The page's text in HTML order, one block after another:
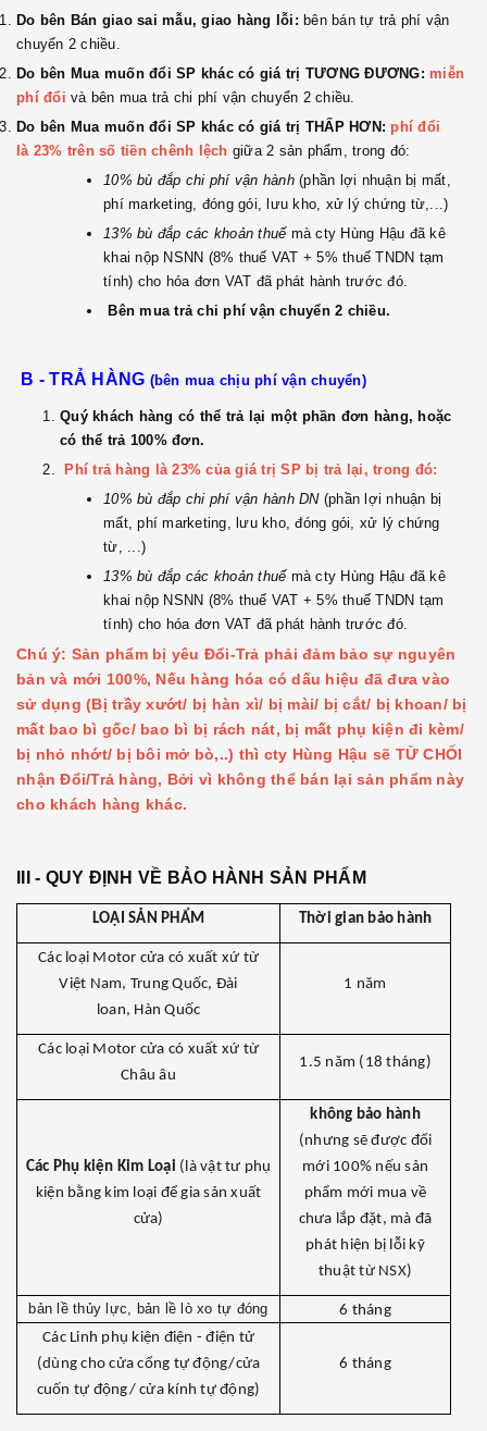
Do bên Bán giao sai mẫu, giao hàng lỗi: bên bán tự trả phí vận
chuyển 2 chiều.
Do bên Mua muốn đổi SP khác có giá trị TƯƠNG ĐƯƠNG: miễn
phí đổi và bên mua trả chi phí vận chuyển 2 chiều.
Do bên Mua muốn đổi SP khác có giá trị THẤP HƠN: phí đổi
là 23% trên số tiền chênh lệch giữa 2 sản phẩm, trong đó:
10% bù đắp chi phí vận hành(phần lợi nhuận bị mất,
phí marketing, đóng gói, lưu kho, xử lý chứng từ,...)
13% bù đắp các khoản thuế mà cty Hùng Hậu đã kê
khai nộp NSNN (8% thuế VAT + 5% thuế TNDN tạm
tính) cho hóa đơn VAT đã phát hành trước đó.
Bên mua trả chi phí vận chuyển 2 chiều.
B - TRẢ HÀNG (bên mua chịu phí vận chuyển)
Quý khách hàng có thể trả lại một phần đơn hàng, hoặc
có thể trả 100% đơn.
Phí trả hàng là 23% của giá trị SP bị trả lại, trong đó:
10% bù đắp chi phí vận hành DN (phần lợi nhuận bị
mất, phí marketing, lưu kho, đóng gói, xử lý chứng
từ, ...)
13% bù đắp các khoản thuế mà cty Hùng Hậu đã kê
khai nộp NSNN (8% thuế VAT + 5% thuế TNDN tạm
tính) cho hóa đơn VAT đã phát hành trước đó.
Chú ý: Sản phẩm bị yêu Đổi-Trả phải đảm bảo sự nguyên
bản và mới 100%, Nếu hàng hóa có dấu hiệu đã đưa vào
sử dụng (Bị trầy xướt/ bị hàn xì/ bị mài/ bị cắt/ bị khoan/ bị
mất bao bì gốc/ bao bì bị rách nát, bị mất phụ kiện đi kèm/
bị nhỏ nhớt/ bị bôi mở bò,..) thì cty Hùng Hậu sẽ TỪ CHỐI
nhận Đổi/Trả hàng, Bởi vì không thể bán lại sản phẩm này
cho khách hàng khác.
III - QUY ĐỊNH VỀ BẢO HÀNH SẢN PHẨM
LOẠI SẢN PHẨM Thời gian bảo hành
Các loại Motor cửa có xuất xứ từ
Việt Nam, Trung Quốc, Đài
loan, Hàn Quốc
1 năm
Các loại Motor cửa có xuất xứ từ
Châu âu
1.5 năm (18 tháng)
Các Phụ kiện Kim Loại (là vật tư phụ
kiện bằng kim loại để gia sản xuất
cửa)
không bảo hành
(nhưng sẽ được đổi
mới 100% nếu sản
phẩm mới mua về
chưa lắp đặt, mà đã
phát hiện bị lỗi kỹ
thuật từ NSX)
bản lề thủy lực, bản lề lò xo tự đóng
6 tháng
Các Linh phụ kiện điện - điện tử
(dùng cho cửa cổng tự động/cửa
cuốn tự động/ cửa kính tự động)
6 tháng